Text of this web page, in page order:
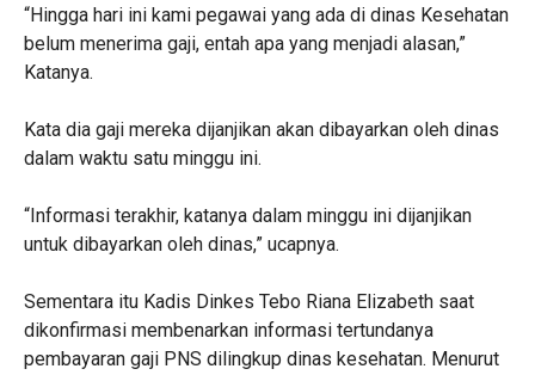
“Hingga hari ini kami pegawai yang ada di dinas Kesehatan
belum menerima gaji, entah apa yang menjadi alasan,”
Katanya.
Kata dia gaji mereka dijanjikan akan dibayarkan oleh dinas
dalam waktu satu minggu ini.
“Informasi terakhir, katanya dalam minggu ini dijanjikan
untuk dibayarkan oleh dinas,” ucapnya.
Sementara itu Kadis Dinkes Tebo Riana Elizabeth saat
dikonfirmasi membenarkan informasi tertundanya
pembayaran gaji PNS dilingkup dinas kesehatan. Menurut